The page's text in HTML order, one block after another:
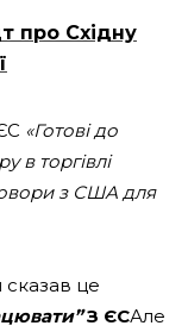
про Східну
«Готові до
в торгівлі
з США для
це
З ЄСАле